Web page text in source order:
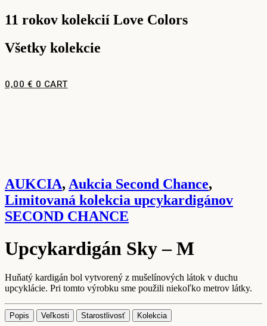
11 rokov kolekcií Love Colors
Všetky kolekcie
0,00 € 0 CART
AUKCIA, Aukcia Second Chance,
Limitovaná kolekcia upcykardigánov
SECOND CHANCE
Upcykardigán Sky – M
Huňatý kardigán bol vytvorený z mušelínových látok v duchu
upcyklácie. Pri tomto výrobku sme použili niekoľko metrov látky.
Popis Veľkosti Starostlivosť Kolekcia